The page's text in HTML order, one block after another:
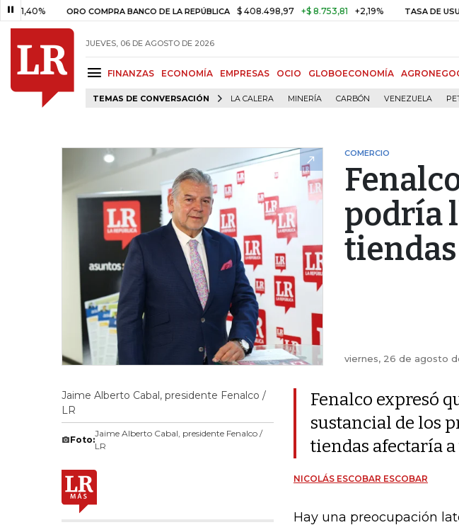
ORO COMPRA BANCO DE LA REPÚBLICA $ 408.498,97 +$ 8.753,81 +2,19% TASA DE USURA
JUEVES, 06 DE AGOSTO DE 2026
FINANZAS ECONOMÍA EMPRESAS OCIO GLOBOECONOMÍA
TEMAS DE CONVERSACIÓN LA CALERA MINERÍA CARBÓN VENEZUELA
COMERCIO
podría
viernes, 26 de agosto
Jaime Alberto Cabal, presidente Fenalco /
LR
Foto:
Jaime Alberto Cabal, presidente Fenalco /
LR
Fenalco expresó
sustancial de los
tiendas afectaría
NICOLÁS ESCOBAR ESCOBAR
Hay una preocupación